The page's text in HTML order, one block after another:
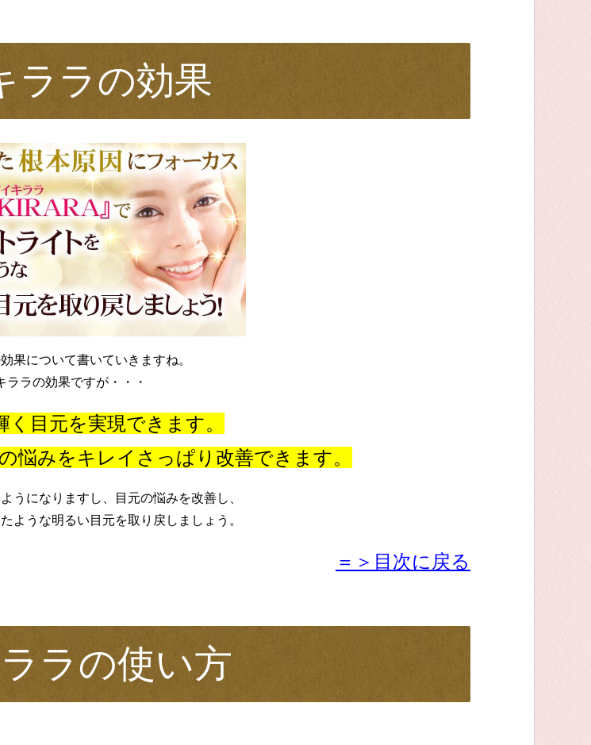
ララの効果
果について書いていきますね。
ララの効果ですが・・・
目元を実現できます。
悩みをキレイさっぱり改善できます。
うになりますし、目元の悩みを改善し、
ような明るい目元を取り戻しましょう。
＝＞目次に戻る
ラの使い方